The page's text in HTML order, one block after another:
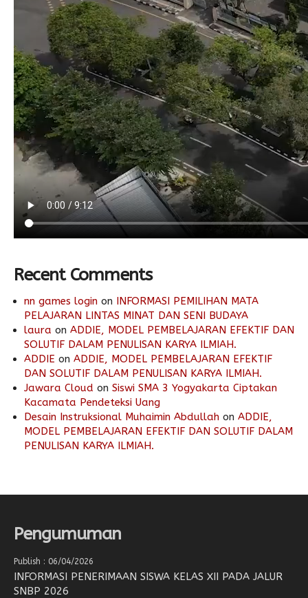
Recent Comments
nn games login on INFORMASI PEMILIHAN MATA
PELAJARAN LINTAS MINAT DAN SENI BUDAYA
laura on ADDIE, MODEL PEMBELAJARAN EFEKTIF DAN
SOLUTIF DALAM PENULISAN KARYA ILMIAH.
ADDIE on ADDIE, MODEL PEMBELAJARAN EFEKTIF
DAN SOLUTIF DALAM PENULISAN KARYA ILMIAH.
Jawara Cloud on Siswi SMA 3 Yogyakarta Ciptakan
Kacamata Pendeteksi Uang
Desain Instruksional Muhaimin Abdullah on ADDIE,
MODEL PEMBELAJARAN EFEKTIF DAN SOLUTIF DALAM
PENULISAN KARYA ILMIAH.
Pengumuman
Publish : 06/04/2026
INFORMASI PENERIMAAN SISWA KELAS XII PADA JALUR
SNBP 2026